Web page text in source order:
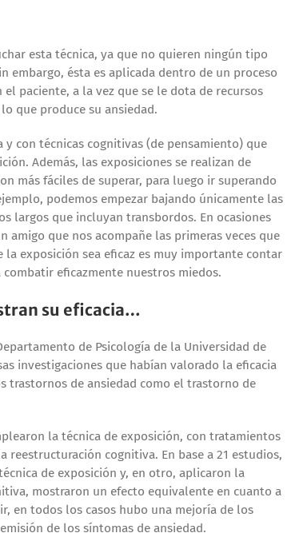
esta técnica, ya que no quieren ningún tipo
embargo, ésta es aplicada dentro de un proceso
paciente, a la vez que se le dota de recursos
que produce su ansiedad.
con técnicas cognitivas (de pensamiento) que
Además, las exposiciones se realizan de
más fáciles de superar, para luego ir superando
podemos empezar bajando únicamente las
largos que incluyan transbordos. En ocasiones
que nos acompañe las primeras veces que
la exposición sea eficaz es muy importante contar
eficazmente nuestros miedos.
su eficacia…
de Psicología de la Universidad de
investigaciones que habían valorado la eficacia
trastornos de ansiedad como el trastorno de
la técnica de exposición, con tratamientos
cognitiva. En base a 21 estudios,
de exposición y, en otro, aplicaron la
mostraron un efecto equivalente en cuanto a
en todos los casos hubo una mejoría de los
de los síntomas de ansiedad.